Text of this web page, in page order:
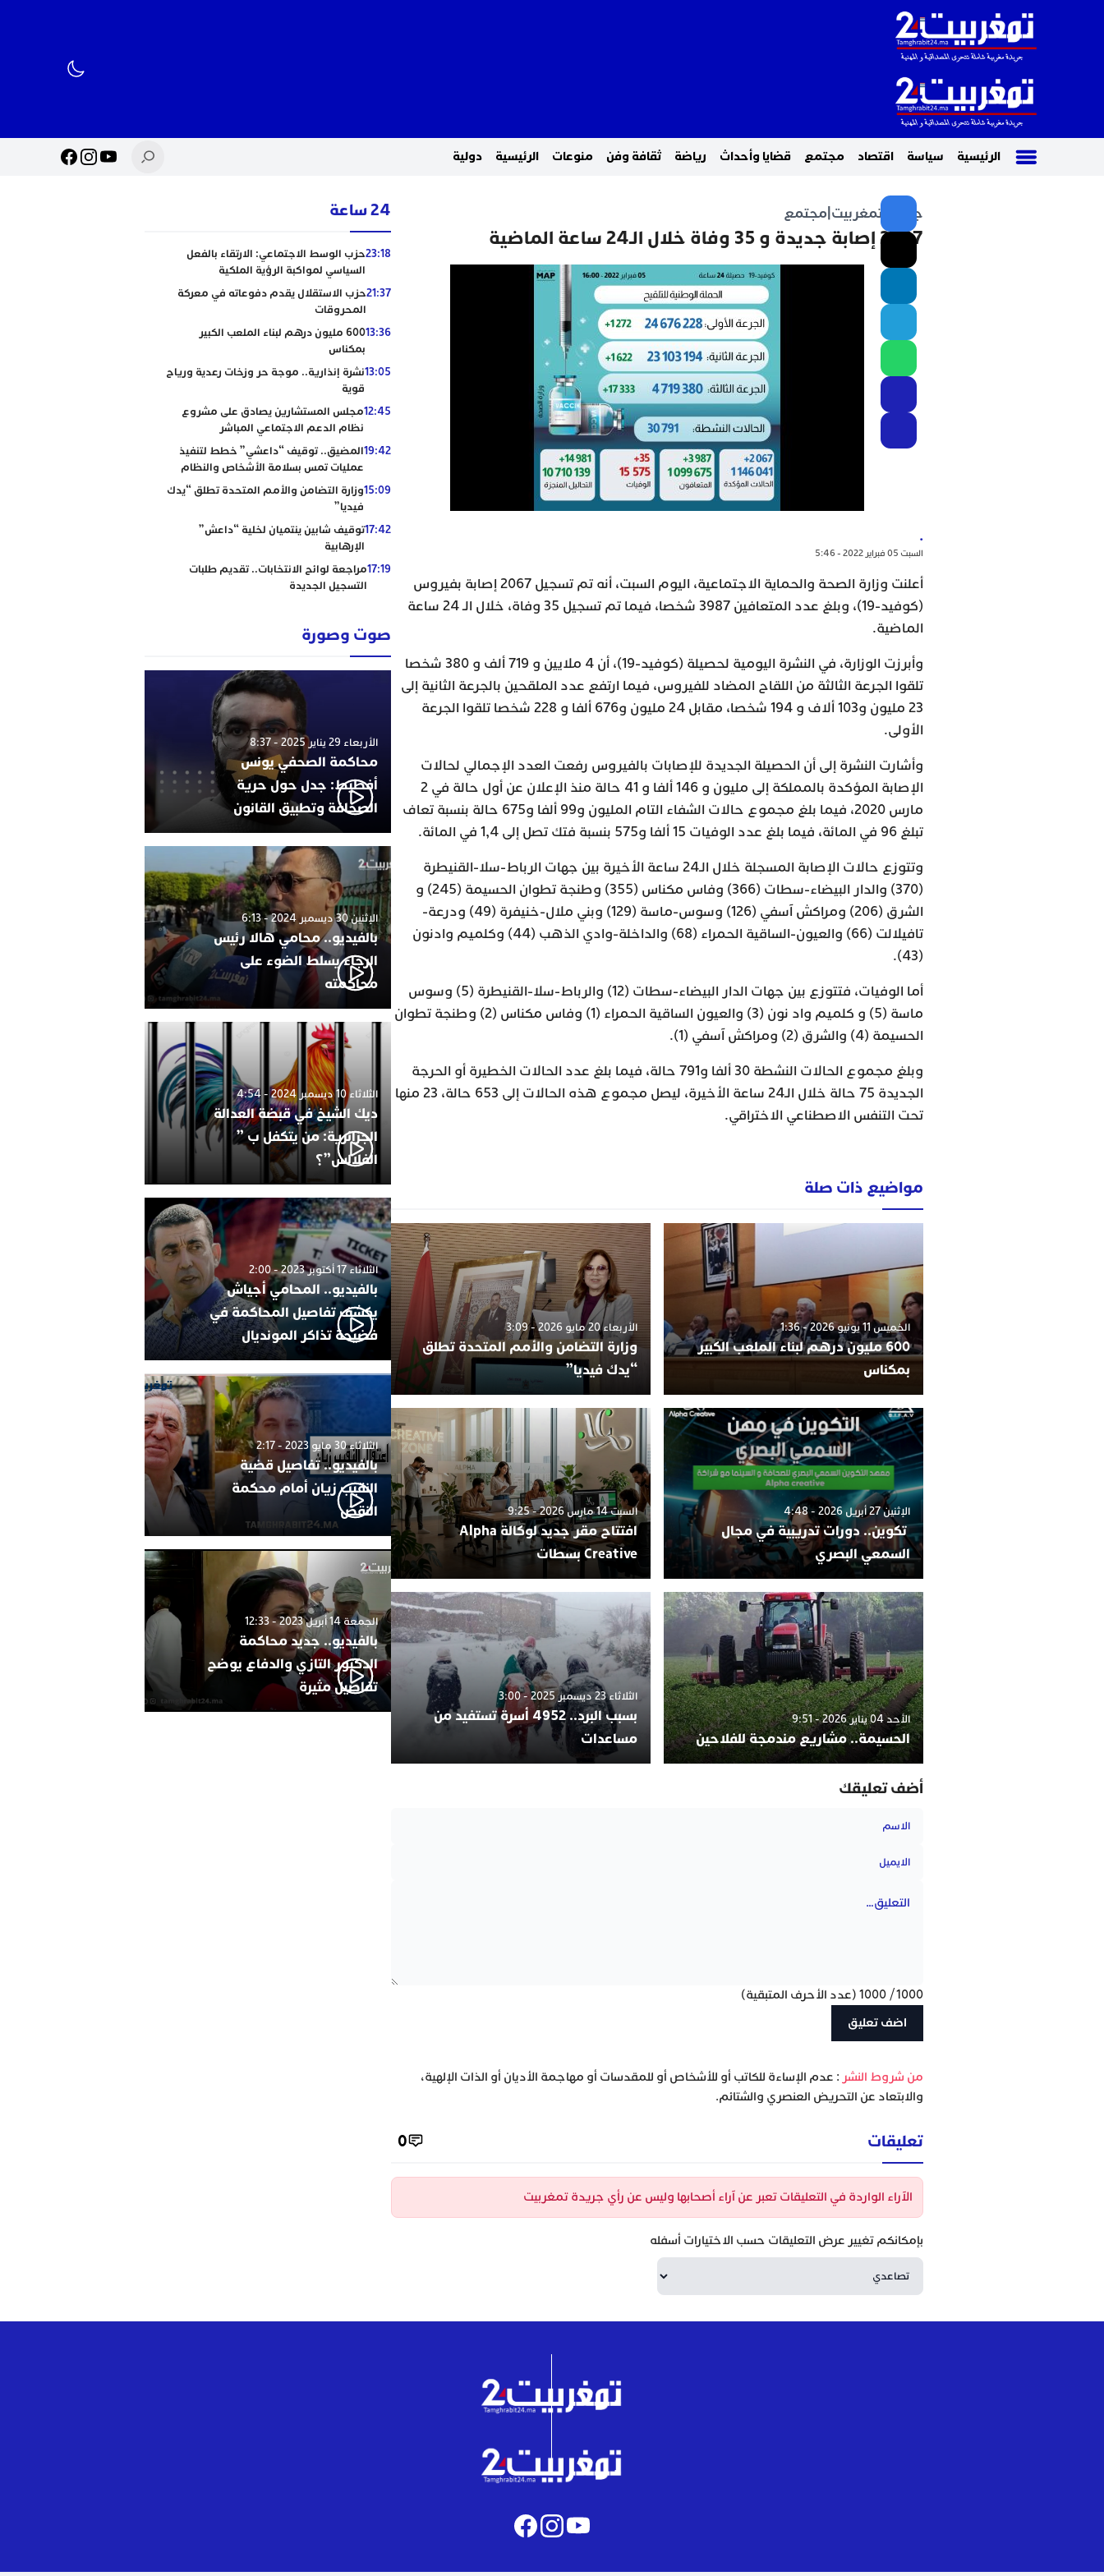
الرئيسية سياسة اقتصاد مجتمع قضايا وأحداث رياضة ثقافة وفن منوعات الرئيسية دولية
جريدة تمغربيت مجتمع
2067 إصابة جديدة و 35 وفاة خلال الـ24 ساعة الماضية
.
السبت 05 فبراير 2022 - 5:46
أعلنت وزارة الصحة والحماية الاجتماعية، اليوم السبت، أنه تم تسجيل 2067 إصابة بفيروس
(كوفيد-19)، وبلغ عدد المتعافين 3987 شخصا، فيما تم تسجيل 35 وفاة، خلال الـ 24 ساعة
الماضية.
وأبرزت الوزارة، في النشرة اليومية لحصيلة (كوفيد-19)، أن 4 ملايين و 719 ألف و 380 شخصا
تلقوا الجرعة الثالثة من اللقاح المضاد للفيروس، فيما ارتفع عدد الملقحين بالجرعة الثانية إلى
23 مليون و103 ألاف و 194 شخصا، مقابل 24 مليون و676 ألفا و 228 شخصا تلقوا الجرعة
الأولى.
وأشارت النشرة إلى أن الحصيلة الجديدة للإصابات بالفيروس رفعت العدد الإجمالي لحالات
الإصابة المؤكدة بالمملكة إلى مليون و 146 ألفا و 41 حالة منذ الإعلان عن أول حالة في 2
مارس 2020، فيما بلغ مجموع حالات الشفاء التام المليون و99 ألفا و675 حالة بنسبة تعاف
تبلغ 96 في المائة، فيما بلغ عدد الوفيات 15 ألفا و575 بنسبة فتك تصل إلى 1,4 في المائة.
وتتوزع حالات الإصابة المسجلة خلال الـ24 ساعة الأخيرة بين جهات الرباط-سلا-القنيطرة
(370) والدار البيضاء-سطات (366) وفاس مكناس (355) وطنجة تطوان الحسيمة (245) و
الشرق (206) ومراكش آسفي (126) وسوس-ماسة (129) وبني ملال-خنيفرة (49) ودرعة-
تافيلالت (66) والعيون-الساقية الحمراء (68) والداخلة-وادي الذهب (44) وكلميم وادنون
(43).
أما الوفيات، فتتوزع بين جهات الدار البيضاء-سطات (12) والرباط-سلا-القنيطرة (5) وسوس
ماسة (5) و كلميم واد نون (3) والعيون الساقية الحمراء (1) وفاس مكناس (2) وطنجة تطوان
الحسيمة (4) والشرق (2) ومراكش آسفي (1).
وبلغ مجموع الحالات النشطة 30 ألفا و791 حالة، فيما بلغ عدد الحالات الخطيرة أو الحرجة
الجديدة 75 حالة خلال الـ24 ساعة الأخيرة، ليصل مجموع هذه الحالات إلى 653 حالة، 23 منها
تحت التنفس الاصطناعي الاختراقي.
مواضيع ذات صلة
الخميس 11 يونيو 2026 - 1:36
600 مليون درهم لبناء الملعب الكبير
بمكناس
الأربعاء 20 مايو 2026 - 3:09
وزارة التضامن والأمم المتحدة تطلق
“يدك فيديا”
الإثنين 27 أبريل 2026 - 4:48
تكوين.. دورات تدريبية في مجال
السمعي البصري
السبت 14 مارس 2026 - 9:25
افتتاح مقر جديد لوكالة Alpha
Creative بسطات
الأحد 04 يناير 2026 - 9:51
الحسيمة.. مشاريع مندمجة للفلاحين
الثلاثاء 23 ديسمبر 2025 - 3:00
بسبب البرد.. 4952 أسرة تستفيد من
مساعدات
أضف تعليقك
1000
/
1000 (عدد الأحرف المتبقية)
‫من شروط النشر : عدم الإساءة للكاتب أو للأشخاص أو للمقدسات أو مهاجمة الأديان أو الذات الإلهية،
والابتعاد عن التحريض العنصري والشتائم.
تعليقات 0
الآراء الواردة في التعليقات تعبر عن آراء أصحابها وليس عن رأي جريدة تمغربيت
بإمكانكم تغيير عرض التعليقات حسب الاختيارات أسفله
24 ساعة
23:18حزب الوسط الاجتماعي: الارتقاء بالفعل
السياسي لمواكبة الرؤية الملكية
21:37حزب الاستقلال يقدم دفوعاته في معركة
المحروقات
13:36
600 مليون درهم لبناء الملعب الكبير
بمكناس
13:05نشرة إنذارية.. موجة حر وزخات رعدية ورياح
قوية
12:45مجلس المستشارين يصادق على مشروع
نظام الدعم الاجتماعي المباشر
19:42المضيق.. توقيف “داعشي” خطط لتنفيذ
عمليات تمس بسلامة الأشخاص والنظام
15:09وزارة التضامن والأمم المتحدة تطلق “يدك
فيديا”
17:42توقيف شابين ينتميان لخلية “داعش”
الإرهابية
17:19مراجعة لوائح الانتخابات.. تقديم طلبات
التسجيل الجديدة
صوت وصورة
الأربعاء 29 يناير 2025 - 8:37
محاكمة الصحفي يونس
أفطيط: جدل حول حرية
الصحافة وتطبيق القانون
الإثنين 30 ديسمبر 2024 - 6:13
بالفيديو.. محامي هالا رئيس
الرجاء يسلط الضوء على
محاكمته
الثلاثاء 10 ديسمبر 2024 - 4:54
ديك الشيخ في قبضة العدالة
الجزائرية: من يتكفل ب ”
الفلالس”؟
الثلاثاء 17 أكتوبر 2023 - 2:00
بالفيديو.. المحامي أجياش
يكشف تفاصيل المحاكمة في
فضيحة تذاكر المونديال
الثلاثاء 30 مايو 2023 - 2:17
بالفيديو.. تفاصيل قضية
النقيب زيان أمام محكمة
النقض
الجمعة 14 أبريل 2023 - 12:33
بالفيديو.. جديد محاكمة
الدكتور التازي والدفاع يوضح
تفاصيل مثيرة